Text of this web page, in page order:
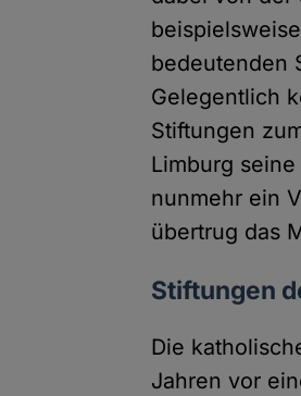
bedeutenden
Gelegentlich
Stiftungen
Limburg
nunmehr ein
übertrug das
Stiftungen
Die
Jahren vor